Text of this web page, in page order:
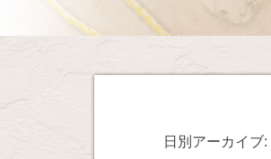
日別アーカイブ: